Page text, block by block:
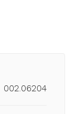
002.06204